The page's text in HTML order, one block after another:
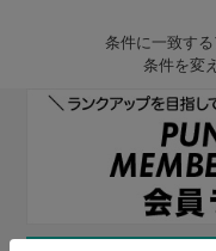
条件に一致する
条件を変